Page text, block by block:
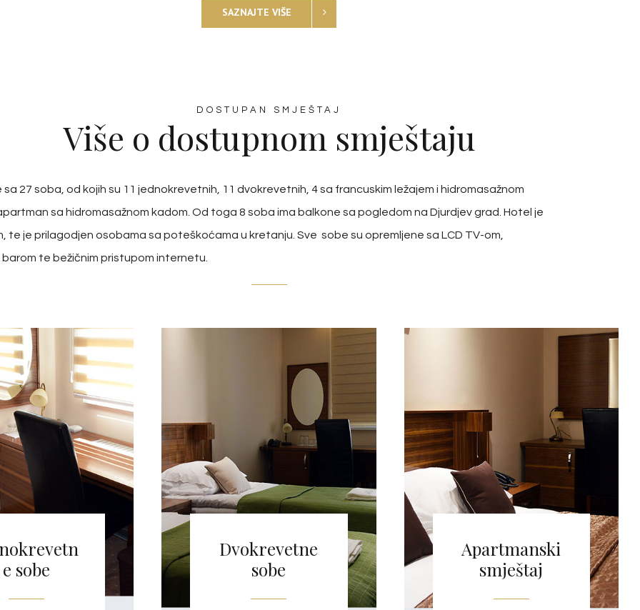
SAZNAJTE VIŠE
DOSTUPAN SMJEŠTAJ
Više o dostupnom smještaju
27 soba, od kojih su 11 jednokrevetnih, 11 dvokrevetnih, 4 sa francuskim ležajem i hidromasažnom
sa hidromasažnom kadom. Od toga 8 soba ima balkone sa pogledom na Djurdjev grad. Hotel je
te je prilagodjen osobama sa poteškoćama u kretanju. Sve sobe su opremljene sa LCD TV-om,
te bežičnim pristupom internetu.
e sobe
Dvokrevetne
sobe
Apartmanski
smještaj